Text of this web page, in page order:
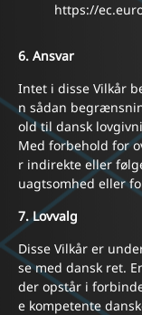
https://
6. Ansvar
Intet i disse Vilkår
n sådan
old til dansk
Med forbehold for
r indirekte eller
uagtsomhed eller
7. Lovvalg
Disse Vilkår er
se med dansk ret.
der opstår i
e kompetente